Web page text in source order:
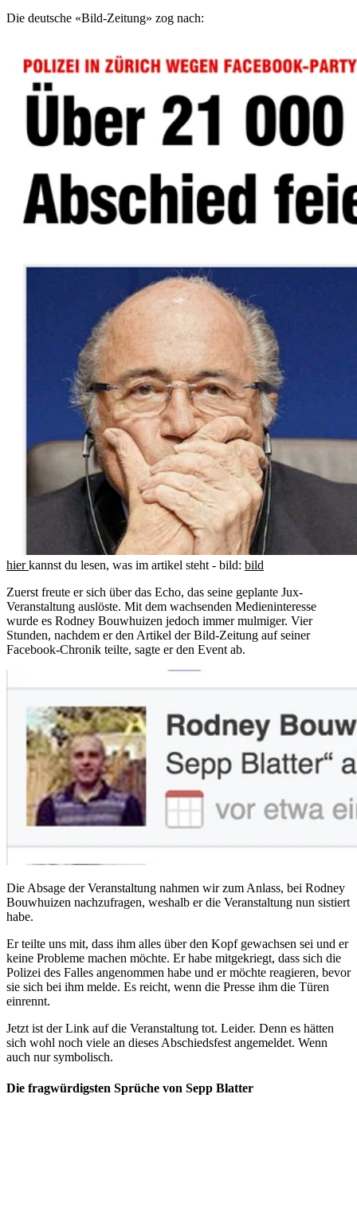
Die deutsche «Bild-Zeitung» zog nach:
hierkannst du lesen, was im artikel steht - bild: bild
Zuerst freute er sich über das Echo, das seine geplante Jux-
Veranstaltung auslöste. Mit dem wachsenden Medieninteresse
wurde es Rodney Bouwhuizen jedoch immer mulmiger. Vier
Stunden, nachdem er den Artikel der Bild-Zeitung auf seiner
Facebook-Chronik teilte, sagte er den Event ab.
Die Absage der Veranstaltung nahmen wir zum Anlass, bei Rodney
Bouwhuizen nachzufragen, weshalb er die Veranstaltung nun sistiert
habe.
Er teilte uns mit, dass ihm alles über den Kopf gewachsen sei und er
keine Probleme machen möchte. Er habe mitgekriegt, dass sich die
Polizei des Falles angenommen habe und er möchte reagieren, bevor
sie sich bei ihm melde. Es reicht, wenn die Presse ihm die Türen
einrennt.
Jetzt ist der Link auf die Veranstaltung tot. Leider. Denn es hätten
sich wohl noch viele an dieses Abschiedsfest angemeldet. Wenn
auch nur symbolisch.
Die fragwürdigsten Sprüche von Sepp Blatter